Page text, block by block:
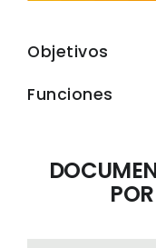
Ejecución
Obras y
Objetivos
Funciones